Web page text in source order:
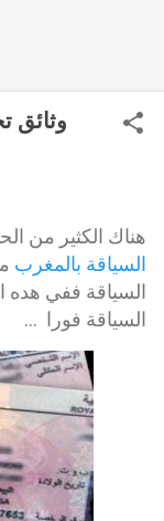
هناك الكثير من
السياقة بالمغرب
السياقة ففي هده
السياقة فورا ...